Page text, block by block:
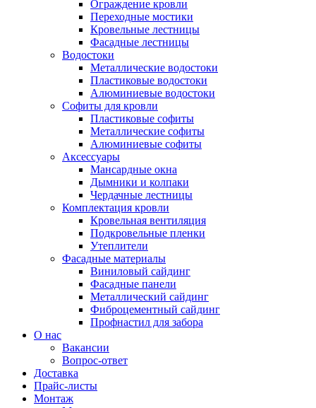
Ограждение кровли
Переходные мостики
Кровельные лестницы
Фасадные лестницы
Водостоки
Металлические водостоки
Пластиковые водостоки
Алюминиевые водостоки
Софиты для кровли
Пластиковые софиты
Металлические софиты
Алюминиевые софиты
Аксессуары
Мансардные окна
Дымники и колпаки
Чердачные лестницы
Комплектация кровли
Кровельная вентиляция
Подкровельные пленки
Утеплители
Фасадные материалы
Виниловый сайдинг
Фасадные панели
Металлический сайдинг
Фиброцементный сайдинг
Профнастил для забора
О нас
Вакансии
Вопрос-ответ
Доставка
Прайс-листы
Монтаж